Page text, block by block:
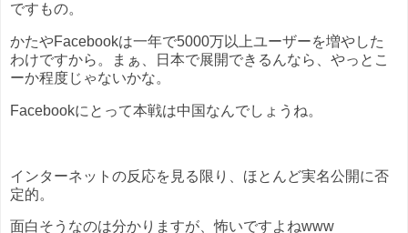
ですもの。
かたやFacebookは一年で5000万以上ユーザーを増やした
わけですから。まぁ、日本で展開できるんなら、やっとこ
ーか程度じゃないかな。
Facebookにとって本戦は中国なんでしょうね。
インターネットの反応を見る限り、ほとんど実名公開に否
定的。
面白そうなのは分かりますが、怖いですよねwww